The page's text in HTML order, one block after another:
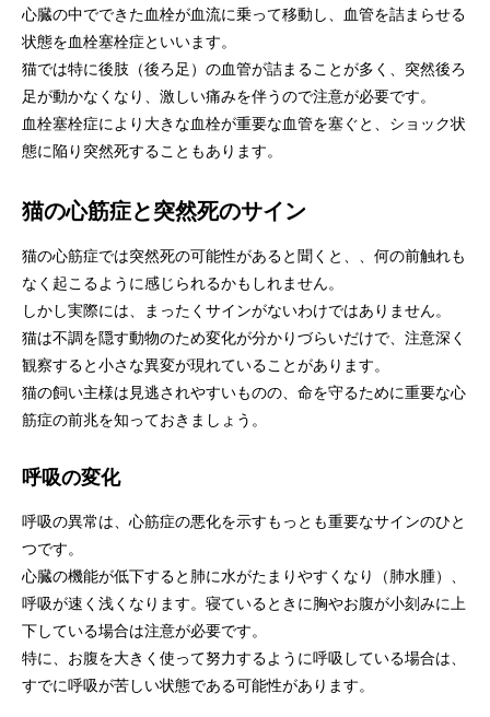
心臓の中でできた血栓が血流に乗って移動し、血管を詰まらせる
状態を血栓塞栓症といいます。
猫では特に後肢（後ろ足）の血管が詰まることが多く、突然後ろ
足が動かなくなり、激しい痛みを伴うので注意が必要です。
血栓塞栓症により大きな血栓が重要な血管を塞ぐと、ショック状
態に陥り突然死することもあります。
猫の心筋症と突然死のサイン
猫の心筋症では突然死の可能性があると聞くと、、何の前触れも
なく起こるように感じられるかもしれません。
しかし実際には、まったくサインがないわけではありません。
猫は不調を隠す動物のため変化が分かりづらいだけで、注意深く
観察すると小さな異変が現れていることがあります。
猫の飼い主様は見逃されやすいものの、命を守るために重要な心
筋症の前兆を知っておきましょう。
呼吸の変化
呼吸の異常は、心筋症の悪化を示すもっとも重要なサインのひと
つです。
心臓の機能が低下すると肺に水がたまりやすくなり（肺水腫）、
呼吸が速く浅くなります。寝ているときに胸やお腹が小刻みに上
下している場合は注意が必要です。
特に、お腹を大きく使って努力するように呼吸している場合は、
すでに呼吸が苦しい状態である可能性があります。